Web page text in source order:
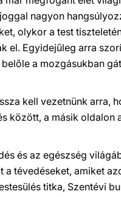
nagyon
olykor a test
el. Egyidejűleg arra
a mozgásukban
kell vezetnünk arra,
között, a másik oldalon
és az egészség
tévedéseket, amiket
titka, Szentévi